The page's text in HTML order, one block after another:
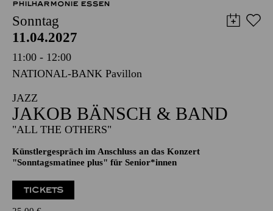
PHILHARMONIE ESSEN
Sonntag
11.04.2027
11:00 - 12:00
NATIONAL-BANK Pavillon
JAZZ
JAKOB BÄNSCH & BAND
"ALL THE OTHERS"
Künstlergespräch im Anschluss an das Konzert
"Sonntagsmatinee plus" für Senior*innen